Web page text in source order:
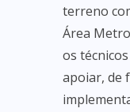
terreno
Área
os
apoiar, de